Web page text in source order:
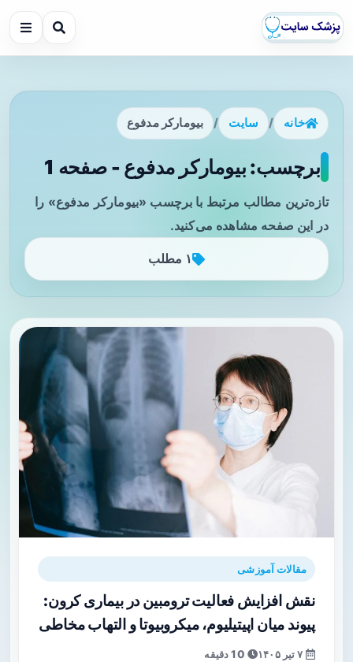
خانه / سایت / بیومارکر مدفوع
برچسب: بیومارکر مدفوع - صفحه 1
تازه‌ترین مطالب مرتبط با برچسب «بیومارکر مدفوع» را
در این صفحه مشاهده می‌کنید.
۱ مطلب
مقالات آموزشی
نقش افزایش فعالیت ترومبین در بیماری کرون:
پیوند میان اپیتیلیوم، میکروبیوتا و التهاب مخاطی